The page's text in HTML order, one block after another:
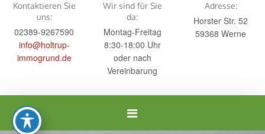
Kontaktieren Sie
uns:
02389-9267590
info@holtrup-
immogrund.de
Wir sind für Sie
da:
Montag-Freitag
8:30-18:00 Uhr
oder nach
Vereinbarung
Adresse:
Horster Str. 52
59368 Werne
Navigation